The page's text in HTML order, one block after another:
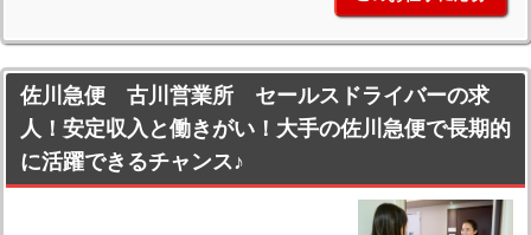
佐川急便 古川営業所 セールスドライバーの求
人！安定収入と働きがい！大手の佐川急便で長期的
に活躍できるチャンス♪